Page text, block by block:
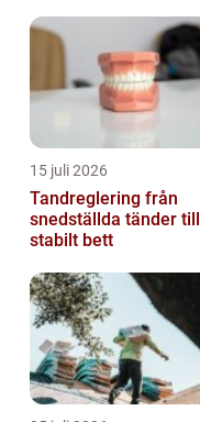
15 juli 2026
Tandreglering från
snedställda tänder till
stabilt bett